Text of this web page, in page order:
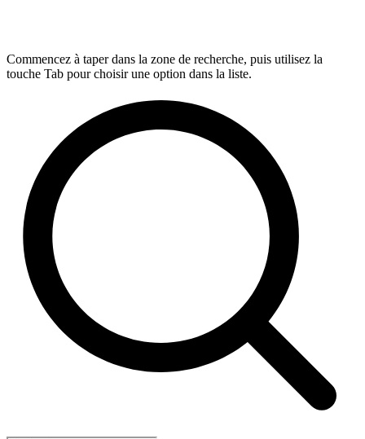
Commencez à taper dans la zone de recherche, puis utilisez la
touche Tab pour choisir une option dans la liste.